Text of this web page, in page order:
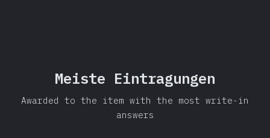
Meiste Eintragungen
Awarded to the item with the most write-in
answers